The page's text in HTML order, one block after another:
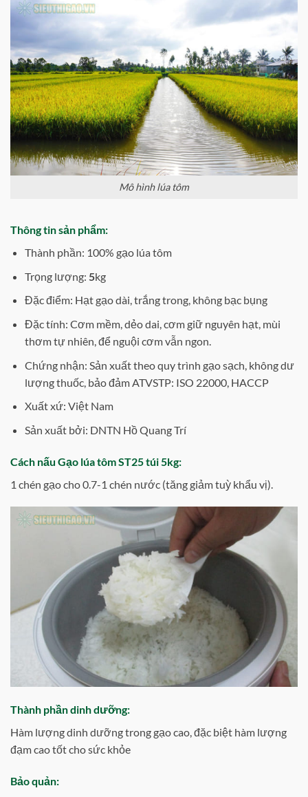
Mô hình lúa tôm
Thông tin sản phẩm:
Thành phần: 100% gạo lúa tôm
Trọng lượng: 5kg
Đặc điểm: Hạt gạo dài, trắng trong, không bạc bụng
Đặc tính: Cơm mềm, dẻo dai, cơm giữ nguyên hạt, mùi
thơm tự nhiên, để nguội cơm vẫn ngon.
Chứng nhận: Sản xuất theo quy trình gạo sạch, không dư
lượng thuốc, bảo đảm ATVSTP: ISO 22000, HACCP
Xuất xứ: Việt Nam
Sản xuất bởi: DNTN Hồ Quang Trí
Cách nấu Gạo lúa tôm ST25 túi 5kg:
1 chén gạo cho 0.7-1 chén nước (tăng giảm tuỳ khẩu vị).
Thành phần dinh dưỡng:
Hàm lượng dinh dưỡng trong gạo cao, đặc biệt hàm lượng
đạm cao tốt cho sức khỏe
Bảo quản: